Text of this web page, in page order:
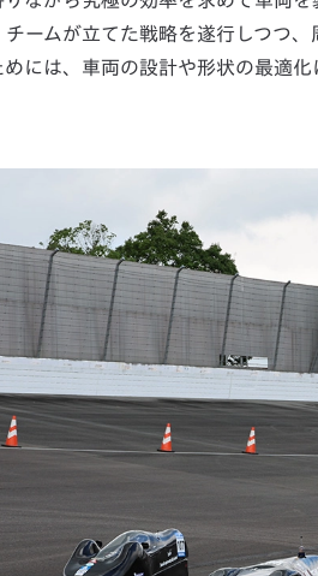
ームが立てた戦略を遂行しつつ
には、車両の設計や形状の最適